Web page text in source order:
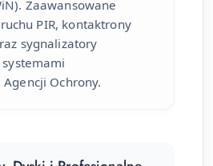
Zaawansowane
PIR, kontaktrony
sygnalizatory
Ochrony.